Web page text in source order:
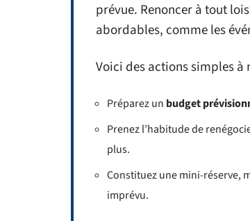
prévue. Renoncer à tout
abordables, comme les
Voici des actions simples
Préparez un budget
Prenez l’habitude de
plus.
Constituez une mini-réserve,
imprévu.